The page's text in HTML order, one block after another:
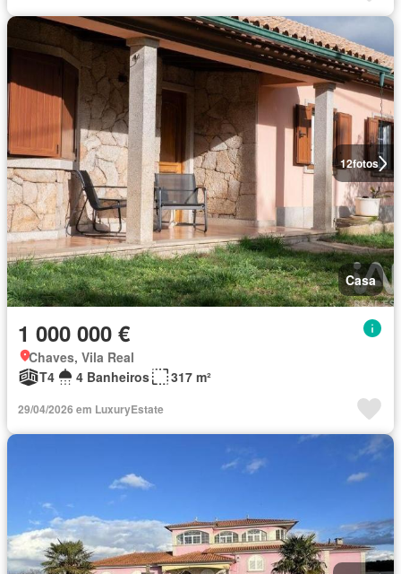
12fotos
Casa
1 000 000 €
Chaves, Vila Real
T4
4 Banheiros 317 m²
29/04/2026 em LuxuryEstate